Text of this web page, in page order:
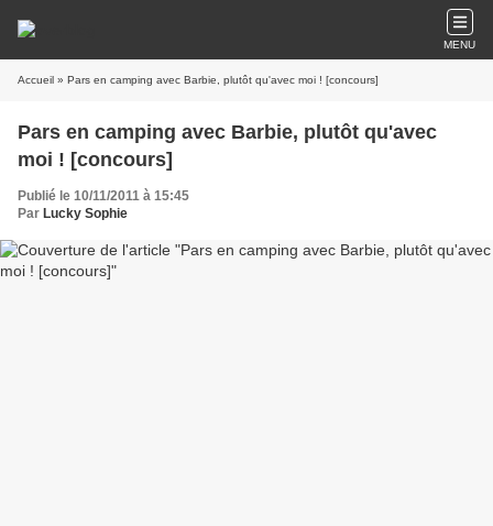
MENU
Accueil » Pars en camping avec Barbie, plutôt qu'avec moi ! [concours]
Pars en camping avec Barbie, plutôt qu'avec
moi ! [concours]
Publié le 10/11/2011 à 15:45
Par Lucky Sophie